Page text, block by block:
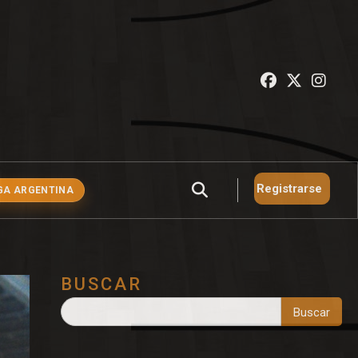
ARGENTINA Registrarse
BUSCAR
Buscar